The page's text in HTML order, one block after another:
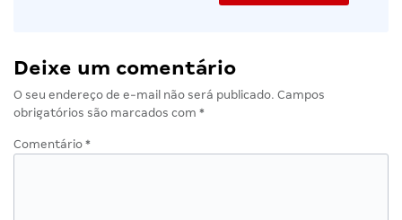
Deixe um comentário
O seu endereço de e-mail não será publicado. Campos
obrigatórios são marcados com *
Comentário *